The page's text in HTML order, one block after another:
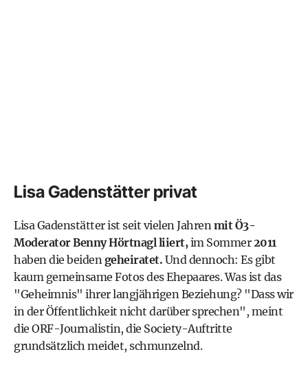
Lisa Gadenstätter privat
Lisa Gadenstätter ist seit vielen Jahren mit Ö3-
Moderator Benny Hörtnagl liiert, im Sommer 2011
haben die beiden geheiratet. Und dennoch: Es gibt
kaum gemeinsame Fotos des Ehepaares. Was ist das
"Geheimnis" ihrer langjährigen Beziehung? "Dass wir
in der Öffentlichkeit nicht darüber sprechen", meint
die ORF-Journalistin, die Society-Auftritte
grundsätzlich meidet, schmunzelnd.